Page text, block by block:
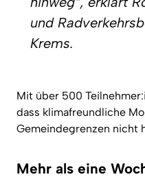
und
Krems.
Mit über 500
dass klimafreundliche
Gemeindegrenzen nicht
Mehr als eine